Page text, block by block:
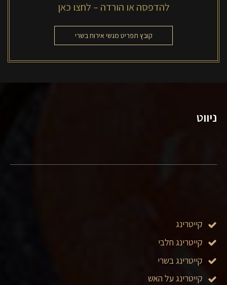
קובץ תפריט מגשי אירוח בשרי
להדפסה או הורדה – לחצו כאן
ניווט
קייטרינג
קייטרינג חלבי
קייטרינג בשרי
קייטרינג על האש